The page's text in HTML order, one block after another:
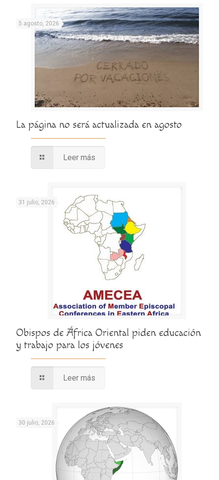
5 agosto, 2026
La página no será actualizada en agosto
Leer más
31 julio, 2026
Obispos de África Oriental piden educación
y trabajo para los jóvenes
Leer más
30 julio, 2026